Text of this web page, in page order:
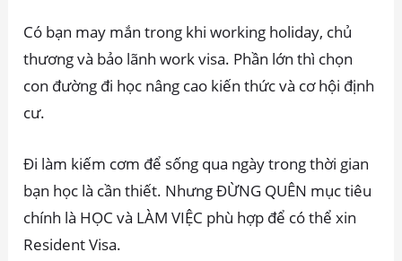
Có bạn may mắn trong khi working holiday, chủ
thương và bảo lãnh work visa. Phần lớn thì chọn
con đường đi học nâng cao kiến thức và cơ hội định
cư.
Đi làm kiếm cơm để sống qua ngày trong thời gian
bạn học là cần thiết. Nhưng ĐỪNG QUÊN mục tiêu
chính là HỌC và LÀM VIỆC phù hợp để có thể xin
Resident Visa.